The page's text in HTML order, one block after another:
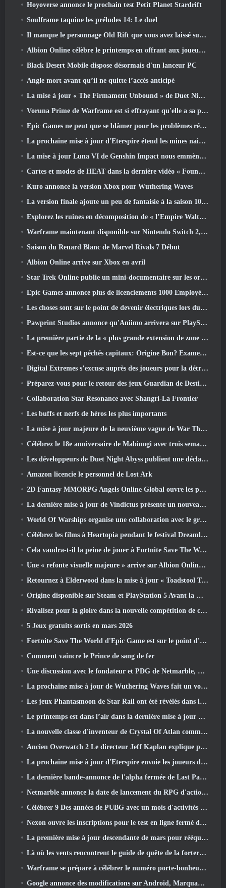
Hoyoverse annonce le prochain test Petit Planet Stardrift
Soulframe taquine les préludes 14: Le duel
Il manque le personnage Old Rift que vous avez laissé sur le serveur Dead? Gamigo a une solution pour ça
Albion Online célèbre le printemps en offrant aux joueurs une jolie monture de lapin
Black Desert Mobile dispose désormais d'un lanceur PC
Angle mort avant qu’il ne quitte l’accès anticipé
La mise à jour « The Firmament Unbound » de Duet Night Abyss conclut l’histoire de Huaxu
Voruna Prime de Warframe est si effrayant qu'elle a sa propre bande-annonce de bande rouge
Epic Games ne peut que se blâmer pour les problèmes récents
La prochaine mise à jour d'Eterspire étend les mines naines et propose une refonte complète des combats contre les boss
La mise à jour Luna VI de Genshin Impact nous emmène à cet endroit dont Mondstadt continue de parler mais que nous n'avons jamais vu
Cartes et modes de HEAT dans la dernière vidéo « Foundations »
Kuro annonce la version Xbox pour Wuthering Waves
La version finale ajoute un peu de fantaisie à la saison 10 Lancements
Explorez les ruines en décomposition de « l’Empire Walthen » dans la prochaine mise à jour majeure de RAVEN2
Warframe maintenant disponible sur Nintendo Switch 2, Juste à temps pour le lancement de Shadowgrapher
Saison du Renard Blanc de Marvel Rivals 7 Début
Albion Online arrive sur Xbox en avril
Star Trek Online publie un mini-documentaire sur les origines de la Fédération pour célébrer le 16e anniversaire
Epic Games annonce plus de licenciements 1000 Employés, Citant « Recul de l’engagement Fortnite »
Les choses sont sur le point de devenir électriques lors du prochain événement de réplique d’Apex Legends
Pawprint Studios annonce qu'Aniimo arrivera sur PlayStation 5 Et l'Epic Games Store lors des lancements
La première partie de la « plus grande extension de zone » de l’histoire de RuneScape est lancée aujourd’hui
Est-ce que les sept péchés capitaux: Origine Bon? Examen honnête
Digital Extremes s’excuse auprès des joueurs pour la détresse causée par les « invitations néfastes » dans Warframe
Préparez-vous pour le retour des jeux Guardian de Destiny 2
Collaboration Star Resonance avec Shangri-La Frontier
Les buffs et nerfs de héros les plus importants
La mise à jour majeure de la neuvième vague de War Thunder améliore l'apparence des batailles navales avec des visuels aquatiques améliorés
Célébrez le 18e anniversaire de Mabinogi avec trois semaines d'événements et de récompenses
Les développeurs de Duet Night Abyss publient une déclaration officielle concernant un récent incident de logiciel malveillant suite à la mise à jour du jeu
Amazon licencie le personnel de Lost Ark
2D Fantasy MMORPG Angels Online Global ouvre les pré-inscriptions
La dernière mise à jour de Vindictus présente un nouveau raid où les joueurs affronteront le gardien de Caliburn
World Of Warships organise une collaboration avec le groupe de heavy metal suédois Sabaton
Célébrez les films à Heartopia pendant le festival Dreamlight Cinematics
Cela vaudra-t-il la peine de jouer à Fortnite Save The World une fois qu'il sera gratuit?
Une « refonte visuelle majeure » arrive sur Albion Online en avril
Retournez à Elderwood dans la mise à jour « Toadstool Tales » de Palia
Origine disponible sur Steam et PlayStation 5 Avant la marche 23 Lancement
Rivalisez pour la gloire dans la nouvelle compétition de champions d'Eridu's Hollow dans la prochaine mise à jour de Zenless Zone Zero
5 Jeux gratuits sortis en mars 2026
Fortnite Save The World d'Epic Game est sur le point d'être gratuit
Comment vaincre le Prince de sang de fer
Une discussion avec le fondateur et PDG de Netmarble, Ken Kim, à propos de MONGIL: Plongée dans les étoiles
La prochaine mise à jour de Wuthering Waves fait un voyage du « côté obscur »
Les jeux Phantasmoon de Star Rail ont été révélés dans le 4.1 Programme spécial
Le printemps est dans l’air dans la dernière mise à jour de Thrones et Liberty
La nouvelle classe d'inventeur de Crystal Of Atlan commande les Mechs Magitech au combat
Ancien Overwatch 2 Le directeur Jeff Kaplan explique pourquoi il a laissé Blizzard
La prochaine mise à jour d'Eterspire envoie les joueurs dans les mines naines
La dernière bande-annonce de l'alpha fermée de Last Paradise est une œuvre d'art petite mais terrifiante
Netmarble annonce la date de lancement du RPG d'action et de dressage de monstres Mongil: Plongée dans les étoiles
Célébrer 9 Des années de PUBG avec un mois d'activités spéciales
Nexon ouvre les inscriptions pour le test en ligne fermé d'avril de MapleStory Classic World
La première mise à jour descendante de mars pour rééquilibrer le partage et introduire du nouveau contenu
Là où les vents rencontrent le guide de quête de la forteresse de Whitecrown
Warframe se prépare à célébrer le numéro porte-bonheur 13 Avec des événements d'anniversaire
Google annonce des modifications sur Android, Marquant le retour de Fortnite sur le Play Store